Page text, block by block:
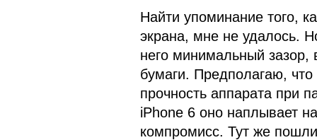
Найти упоминание того,
экрана, мне не удалось.
него минимальный зазор,
бумаги. Предполагаю,
прочность аппарата при
iPhone 6 оно наплывает
компромисс. Тут же